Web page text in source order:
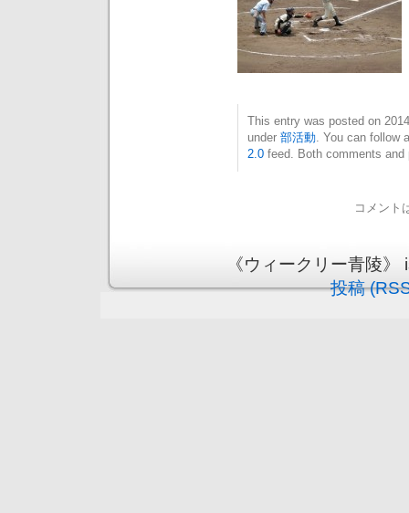
This entry was posted on
under 部活動. You can follow
2.0 feed. Both comments
コメント
《ウィークリー青陵
投稿